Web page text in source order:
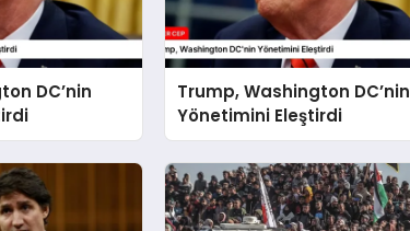
DC’nin
Trump, Washington DC’nin
Yönetimini Eleştirdi